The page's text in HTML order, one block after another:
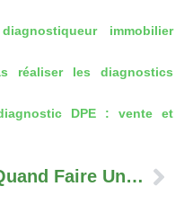
immobilier
réaliser les diagnostics
DPE : vente et
Quand Faire Un Diagnostic Humidité Dans Un Logement ?